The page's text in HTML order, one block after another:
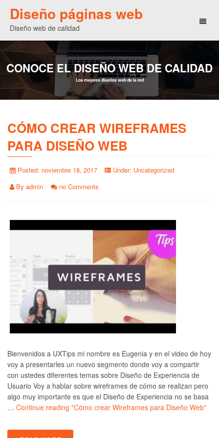
Diseño páginas web
Diseño web de calidad
CONOCE EL DISEÑO WEB DE CALIDAD
Los mejores diseños web de la red
CÓMO CREAR WIREFRAMES
PARA DISEÑO WEB
Posted: noviembre 18, 2017 Under: Uncategorized
By admin no Comments
Bienvenidos a UXTips mi nombre es Eugenia y en el video de hoy
voy a presentarles un nuevo segmento donde voy a compartir
con ustedes diferentes temas sobre Diseño de Experiencia de
Usuario Voy a hablar sobre wireframes de cómo se realizan pero
algo muy importante es que el Diseño de Experiencia no se basa
… Continue reading "Cómo crear Wireframes para Diseño Web"